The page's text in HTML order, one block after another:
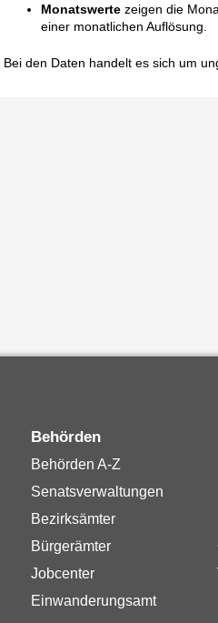
Monatswertezeigen die
einer monatlichen Auflösung.
Bei den Daten handelt es sich um
Behörden
Behörden A-Z
Senatsverwaltungen
Bezirksämter
Bürgerämter
Jobcenter
Einwanderungsamt